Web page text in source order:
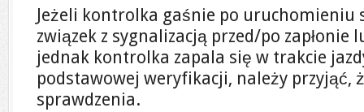
Jeżeli kontrolka gaśnie po uruchomieniu
związek z sygnalizacją przed/po zapłonie
jednak kontrolka zapala się w trakcie
podstawowej weryfikacji, należy przyjąć,
sprawdzenia.